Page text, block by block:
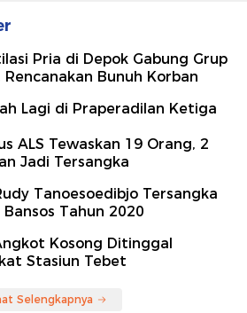
Pria di Depok Gabung Grup
Rencanakan Bunuh Korban
Lagi di Praperadilan Ketiga
ALS Tewaskan 19 Orang, 2
Jadi Tersangka
Tanoesoedibjo Tersangka
Bansos Tahun 2020
Kosong Ditinggal
Stasiun Tebet
Selengkapnya